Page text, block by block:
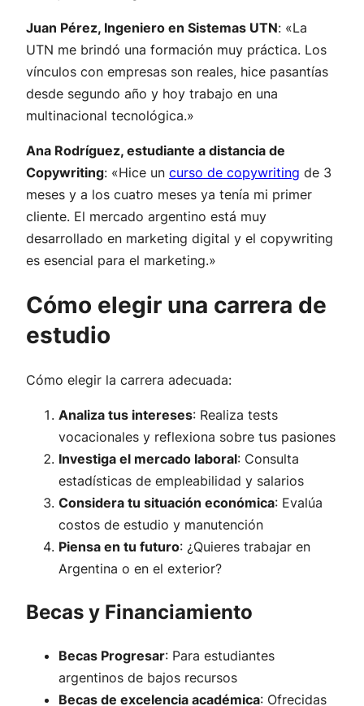
Juan Pérez, Ingeniero en Sistemas UTN: «La
UTN me brindó una formación muy práctica. Los
vínculos con empresas son reales, hice pasantías
desde segundo año y hoy trabajo en una
multinacional tecnológica.»
Ana Rodríguez, estudiante a distancia de
Copywriting: «Hice un curso de copywriting de 3
meses y a los cuatro meses ya tenía mi primer
cliente. El mercado argentino está muy
desarrollado en marketing digital y el copywriting
es esencial para el marketing.»
Cómo elegir una carrera de
estudio
Cómo elegir la carrera adecuada:
Analiza tus intereses: Realiza tests
vocacionales y reflexiona sobre tus pasiones
Investiga el mercado laboral: Consulta
estadísticas de empleabilidad y salarios
Considera tu situación económica: Evalúa
costos de estudio y manutención
Piensa en tu futuro: ¿Quieres trabajar en
Argentina o en el exterior?
Becas y Financiamiento
Becas Progresar: Para estudiantes
argentinos de bajos recursos
Becas de excelencia académica: Ofrecidas